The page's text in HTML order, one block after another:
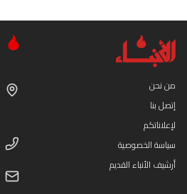
من نحن
إتصل بنا
لإعلاناتكم
سياسة الخصوصية
أرشيف الأنباء القديم